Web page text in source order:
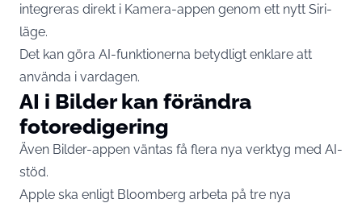
integreras direkt i Kamera-appen genom ett nytt Siri-
läge.
Det kan göra AI-funktionerna betydligt enklare att
använda i vardagen.
AI i Bilder kan förändra
fotoredigering
Även Bilder-appen väntas få flera nya verktyg med AI-
stöd.
Apple ska enligt Bloomberg arbeta på tre nya